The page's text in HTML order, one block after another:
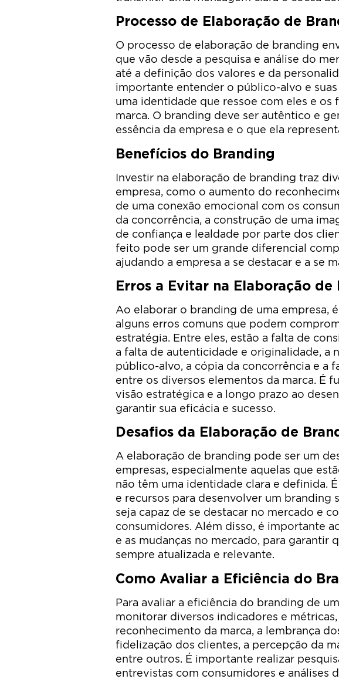
Processo de Elaboração de
O processo de elaboração de branding
que vão desde a pesquisa e análise do
até a definição dos valores e da
importante entender o público-alvo e suas
uma identidade que ressoe com eles e os
marca. O branding deve ser autêntico e
essência da empresa e o que ela
Benefícios do Branding
Investir na elaboração de branding traz
empresa, como o aumento do
de uma conexão emocional com os
da concorrência, a construção de uma
de confiança e lealdade por parte dos
feito pode ser um grande diferencial
ajudando a empresa a se destacar e a se
Erros a Evitar na Elaboração de
Ao elaborar o branding de uma empresa,
alguns erros comuns que podem
estratégia. Entre eles, estão a falta de
a falta de autenticidade e originalidade, a
público-alvo, a cópia da concorrência e a
entre os diversos elementos da marca. É
visão estratégica e a longo prazo ao
garantir sua eficácia e sucesso.
Desafios da Elaboração de
A elaboração de branding pode ser um
empresas, especialmente aquelas que
não têm uma identidade clara e definida.
e recursos para desenvolver um branding
seja capaz de se destacar no mercado e
consumidores. Além disso, é importante
e as mudanças no mercado, para garantir
sempre atualizada e relevante.
Como Avaliar a Eficiência do
Para avaliar a eficiência do branding de
monitorar diversos indicadores e
reconhecimento da marca, a lembrança
fidelização dos clientes, a percepção da
entre outros. É importante realizar
entrevistas com consumidores e análises